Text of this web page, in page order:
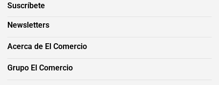
Suscríbete
Newsletters
Acerca de El Comercio
Grupo El Comercio